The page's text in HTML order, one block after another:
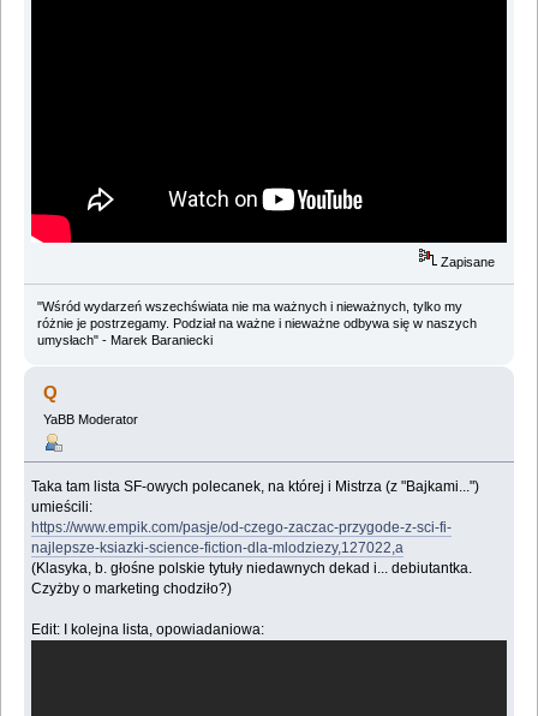
Zapisane
"Wśród wydarzeń wszechświata nie ma ważnych i nieważnych, tylko my
różnie je postrzegamy. Podział na ważne i nieważne odbywa się w naszych
umysłach" - Marek Baraniecki
Q
YaBB Moderator
Taka tam lista SF-owych polecanek, na której i Mistrza (z "Bajkami...")
umieścili:
https://www.empik.com/pasje/od-czego-zaczac-przygode-z-sci-fi-
najlepsze-ksiazki-science-fiction-dla-mlodziezy,127022,a
(Klasyka, b. głośne polskie tytuły niedawnych dekad i... debiutantka.
Czyżby o marketing chodziło?)
Edit: I kolejna lista, opowiadaniowa: